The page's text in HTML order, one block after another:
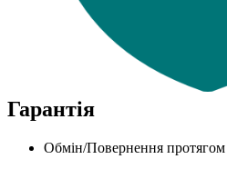
Гарантія
Обмін/Повернення протягом